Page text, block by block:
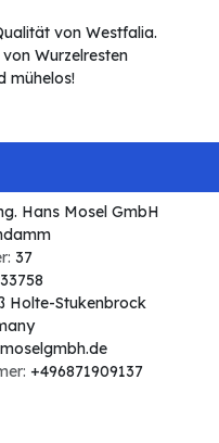
von Westfalia.
Wurzelresten
mühelos!
Hans Mosel GmbH
37
33758
Holte-Stukenbrock
+496871909137